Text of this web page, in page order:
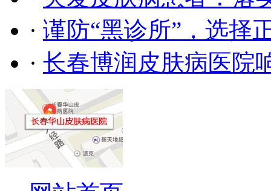
· 谨防“黑诊所”，选择
· 长春博润皮肤病医院